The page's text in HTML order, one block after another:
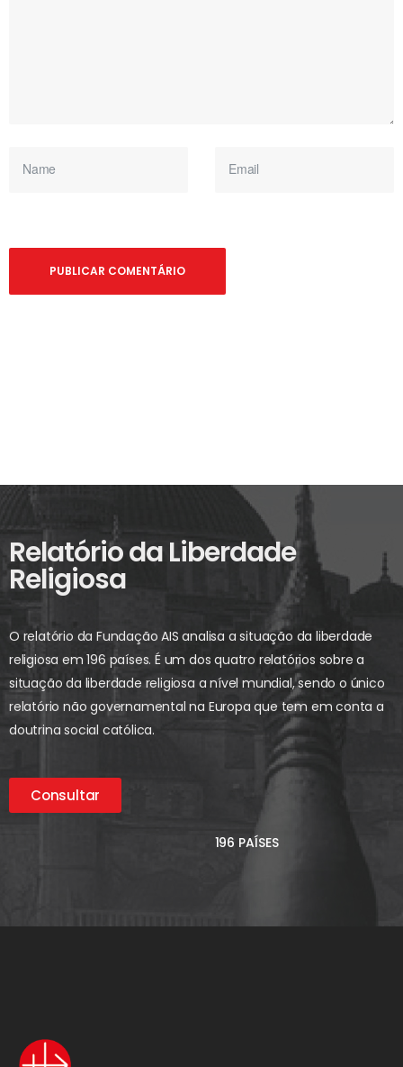
Relatório da Liberdade
Religiosa
O relatório da Fundação AIS analisa a situação da liberdade
religiosa em 196 países. É um dos quatro relatórios sobre a
situação da liberdade religiosa a nível mundial, sendo o único
relatório não governamental na Europa que tem em conta a
doutrina social católica.
Consultar
196 PAÍSES